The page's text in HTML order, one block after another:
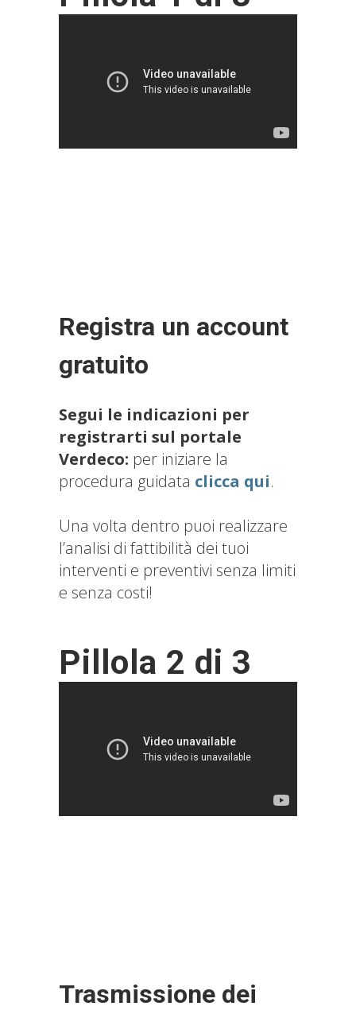
Registra un account
gratuito
Segui le indicazioni per
registrarti sul portale
Verdeco: per iniziare la
procedura guidata clicca qui.
Una volta dentro puoi realizzare
l’analisi di fattibilità dei tuoi
interventi e preventivi senza limiti
e senza costi!
Pillola 2 di 3
Trasmissione dei